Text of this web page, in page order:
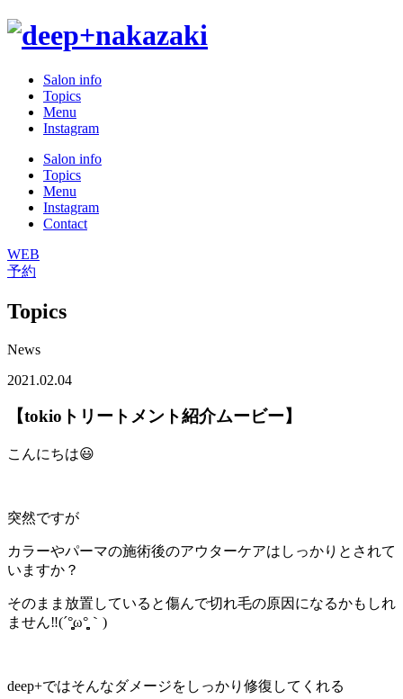
Salon info
Topics
Menu
Instagram
Salon info
Topics
Menu
Instagram
Contact
WEB
予約
Topics
News
2021.02.04
【tokioトリートメント紹介ムービー】
こんにちは😃
突然ですが
カラーやパーマの施術後のアウターケアはしっかりとされて
いますか？
そのまま放置していると傷んで切れ毛の原因になるかもしれ
ません‼️(´°̥̥̥̥̥̥̥̥ω°̥̥̥̥̥̥̥̥｀)
deep+ではそんなダメージをしっかり修復してくれる